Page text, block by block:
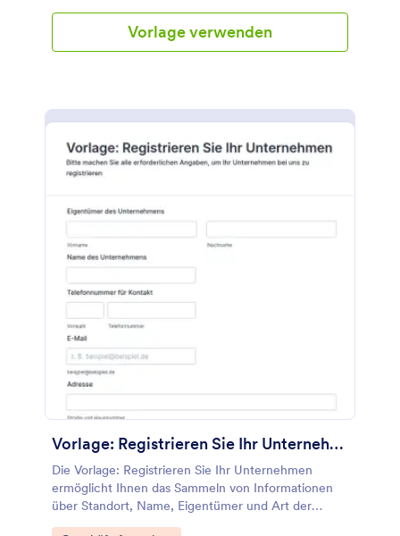
Vorlage verwenden
Vorlage: Registrieren Sie Ihr Unternehmen
Die Vorlage: Registrieren Sie Ihr Unternehmen
ermöglicht Ihnen das Sammeln von Informationen
über Standort, Name, Eigentümer und Art der
Dienstleistung mit umfassenden Tools und Widgets,